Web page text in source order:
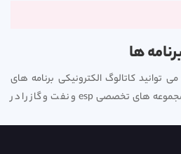
ها
توانید کاتالوگ الکترونیکی برنامه های
انگلیسی بدون توقف 2 پلاس، مجموعه های تخصصی esp و نفت و گاز را در